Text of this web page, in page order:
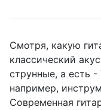
Смотря, какую
классический
струнные, а есть
например,
Современная